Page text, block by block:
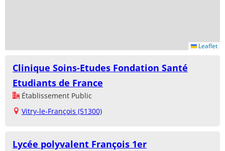
Leaflet
Clinique Soins-Etudes Fondation Santé
Etudiants de France
Établissement Public
Vitry-le-François (51300)
Lycée polyvalent François 1er